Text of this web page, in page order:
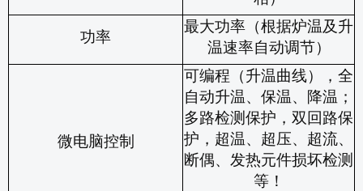
功率
最大功率（根据炉温及升
温速率自动调节）
微电脑控制
可编程（升温曲线），全
自动升温、保温、降温；
多路检测保护，双回路保
护，超温、超压、超流、
断偶、发热元件损坏检测
等！